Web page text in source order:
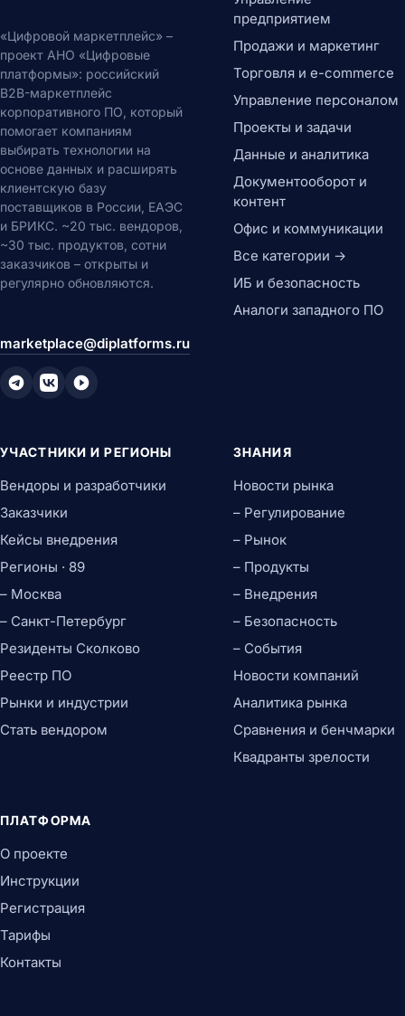
«Цифровой маркетплейс» –
проект АНО «Цифровые
платформы»: российский
B2B-маркетплейс
корпоративного ПО, который
помогает компаниям
выбирать технологии на
основе данных и расширять
клиентскую базу
поставщиков в России, ЕАЭС
и БРИКС. ~20 тыс. вендоров,
~30 тыс. продуктов, сотни
заказчиков – открыты и
регулярно обновляются.
marketplace@diplatforms.ru
предприятием
Продажи и маркетинг
Торговля и e-commerce
Управление персоналом
Проекты и задачи
Данные и аналитика
Документооборот и
контент
Офис и коммуникации
Все категории →
ИБ и безопасность
Аналоги западного ПО
УЧАСТНИКИ И РЕГИОНЫ
Вендоры и разработчики
Заказчики
Кейсы внедрения
Регионы · 89
– Москва
– Санкт-Петербург
Резиденты Сколково
Реестр ПО
Рынки и индустрии
Стать вендором
ЗНАНИЯ
Новости рынка
– Регулирование
– Рынок
– Продукты
– Внедрения
– Безопасность
– События
Новости компаний
Аналитика рынка
Сравнения и бенчмарки
Квадранты зрелости
ПЛАТФОРМА
О проекте
Инструкции
Регистрация
Тарифы
Контакты